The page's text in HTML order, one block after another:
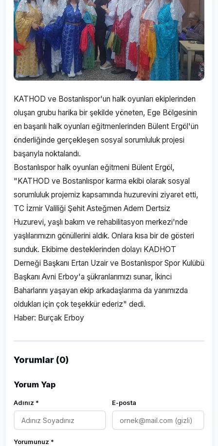
KATHOD ve Bostanlıspor'un halk oyunları ekiplerinden
oluşan grubu harika bir şekilde yöneten, Ege Bölgesinin
en başarılı halk oyunları eğitmenlerinden Bülent Ergöl'ün
önderliğinde gerçekleşen sosyal sorumluluk projesi
başarıyla noktalandı.
Bostanlıspor halk oyunları eğitmeni Bülent Ergöl,
"KATHOD ve Bostanlıspor karma ekibi olarak sosyal
sorumluluk projemiz kapsamında huzurevini ziyaret etti,
TC İzmir Valiliği Şehit Asteğmen Adem Dertsiz
Huzurevi, yaşlı bakım ve rehabilitasyon merkezi'nde
yaşlılarımızın gönüllerini aldık. Onlara kısa bir de gösteri
sunduk. Ekibime desteklerinden dolayı KADHOT
Derneği Başkanı Ertan Uzair ve Bostanlıspor Spor Kulübü
Başkanı Avni Erboy'a şükranlarımızı sunar, İkinci
Baharlarını yaşayan ekip arkadaşlarıma da yanımızda
oldukları için çok teşekkür ederiz" dedi.
Haber: Burçak Erboy
Yorumlar (0)
Yorum Yap
Adınız * E-posta
Yorumunuz *